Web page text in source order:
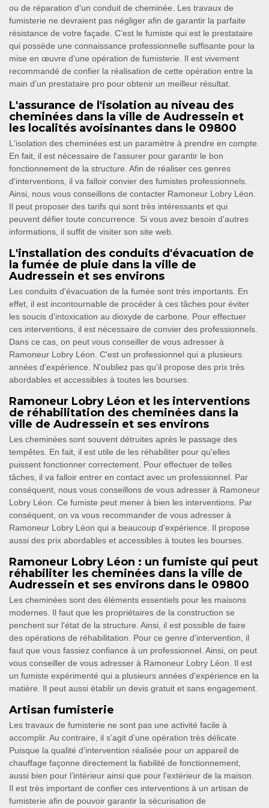
ou de réparation d’un conduit de cheminée. Les travaux de
fumisterie ne devraient pas négliger afin de garantir la parfaite
résistance de votre façade. C’est le fumiste qui est le prestataire
qui possède une connaissance professionnelle suffisante pour la
mise en œuvre d’une opération de fumisterie. Il est vivement
recommandé de confier la réalisation de cette opération entre la
main d’un prestataire pro pour obtenir un meilleur résultat.
L'assurance de l'isolation au niveau des
cheminées dans la ville de Audressein et
les localités avoisinantes dans le 09800
L'isolation des cheminées est un paramètre à prendre en compte.
En fait, il est nécessaire de l'assurer pour garantir le bon
fonctionnement de la structure. Afin de réaliser ces genres
d'interventions, il va falloir convier des fumistes professionnels.
Ainsi, nous vous conseillons de contacter Ramoneur Lobry Léon.
Il peut proposer des tarifs qui sont très intéressants et qui
peuvent défier toute concurrence. Si vous avez besoin d'autres
informations, il suffit de visiter son site web.
L'installation des conduits d'évacuation de
la fumée de pluie dans la ville de
Audressein et ses environs
Les conduits d'évacuation de la fumée sont très importants. En
effet, il est incontournable de procéder à ces tâches pour éviter
les soucis d'intoxication au dioxyde de carbone. Pour effectuer
ces interventions, il est nécessaire de convier des professionnels.
Dans ce cas, on peut vous conseiller de vous adresser à
Ramoneur Lobry Léon. C'est un professionnel qui a plusieurs
années d'expérience. N'oubliez pas qu'il propose des prix très
abordables et accessibles à toutes les bourses.
Ramoneur Lobry Léon et les interventions
de réhabilitation des cheminées dans la
ville de Audressein et ses environs
Les cheminées sont souvent détruites après le passage des
tempêtes. En fait, il est utile de les réhabiliter pour qu'elles
puissent fonctionner correctement. Pour effectuer de telles
tâches, il va falloir entrer en contact avec un professionnel. Par
conséquent, nous vous conseillons de vous adresser à Ramoneur
Lobry Léon. Ce fumiste peut mener à bien les interventions. Par
conséquent, on va vous recommander de vous adresser à
Ramoneur Lobry Léon qui a beaucoup d'expérience. Il propose
aussi des prix abordables et accessibles à toutes les bourses.
Ramoneur Lobry Léon : un fumiste qui peut
réhabiliter les cheminées dans la ville de
Audressein et ses environs dans le 09800
Les cheminées sont des éléments essentiels pour les maisons
modernes. Il faut que les propriétaires de la construction se
penchent sur l'état de la structure. Ainsi, il est possible de faire
des opérations de réhabilitation. Pour ce genre d'intervention, il
faut que vous fassiez confiance à un professionnel. Ainsi, on peut
vous conseiller de vous adresser à Ramoneur Lobry Léon. Il est
un fumiste expérimenté qui a plusieurs années d'expérience en la
matière. Il peut aussi établir un devis gratuit et sans engagement.
Artisan fumisterie
Les travaux de fumisterie ne sont pas une activité facile à
accomplir. Au contraire, il s’agit d’une opération très délicate.
Puisque la qualité d’intervention réalisée pour un appareil de
chauffage façonne directement la fiabilité de fonctionnement,
aussi bien pour l’intérieur ainsi que pour l’extérieur de la maison.
Il est très important de confier ces interventions à un artisan de
fumisterie afin de pouvoir garantir la sécurisation de